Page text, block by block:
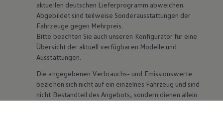
aktuellen deutschen Lieferprogramm abweichen.
Abgebildet sind teilweise Sonderausstattungen der
Fahrzeuge gegen Mehrpreis.
Bitte beachten Sie auch unseren Konfigurator für eine
Übersicht der aktuell verfügbaren Modelle und
Ausstattungen.
Die angegebenen Verbrauchs- und Emissionswerte
beziehen sich nicht auf ein einzelnes Fahrzeug und sind
nicht Bestandteil des Angebots, sondern dienen allein